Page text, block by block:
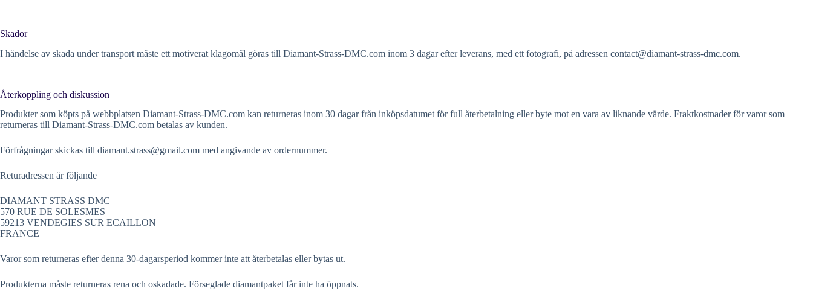
Skador
I händelse av skada under transport måste ett motiverat klagomål göras till Diamant-Strass-DMC.com inom 3 dagar efter leverans, med ett fotografi, på adressen contact@diamant-strass-dmc.com.
Återkoppling och diskussion
Produkter som köpts på webbplatsen Diamant-Strass-DMC.com kan returneras inom 30 dagar från inköpsdatumet för full återbetalning eller byte mot en vara av liknande värde. Fraktkostnader för varor som
returneras till Diamant-Strass-DMC.com betalas av kunden.
Förfrågningar skickas till diamant.strass@gmail.com med angivande av ordernummer.
Returadressen är följande
DIAMANT STRASS DMC
570 RUE DE SOLESMES
59213 VENDEGIES SUR ECAILLON
FRANCE
Varor som returneras efter denna 30-dagarsperiod kommer inte att återbetalas eller bytas ut.
Produkterna måste returneras rena och oskadade. Förseglade diamantpaket får inte ha öppnats.